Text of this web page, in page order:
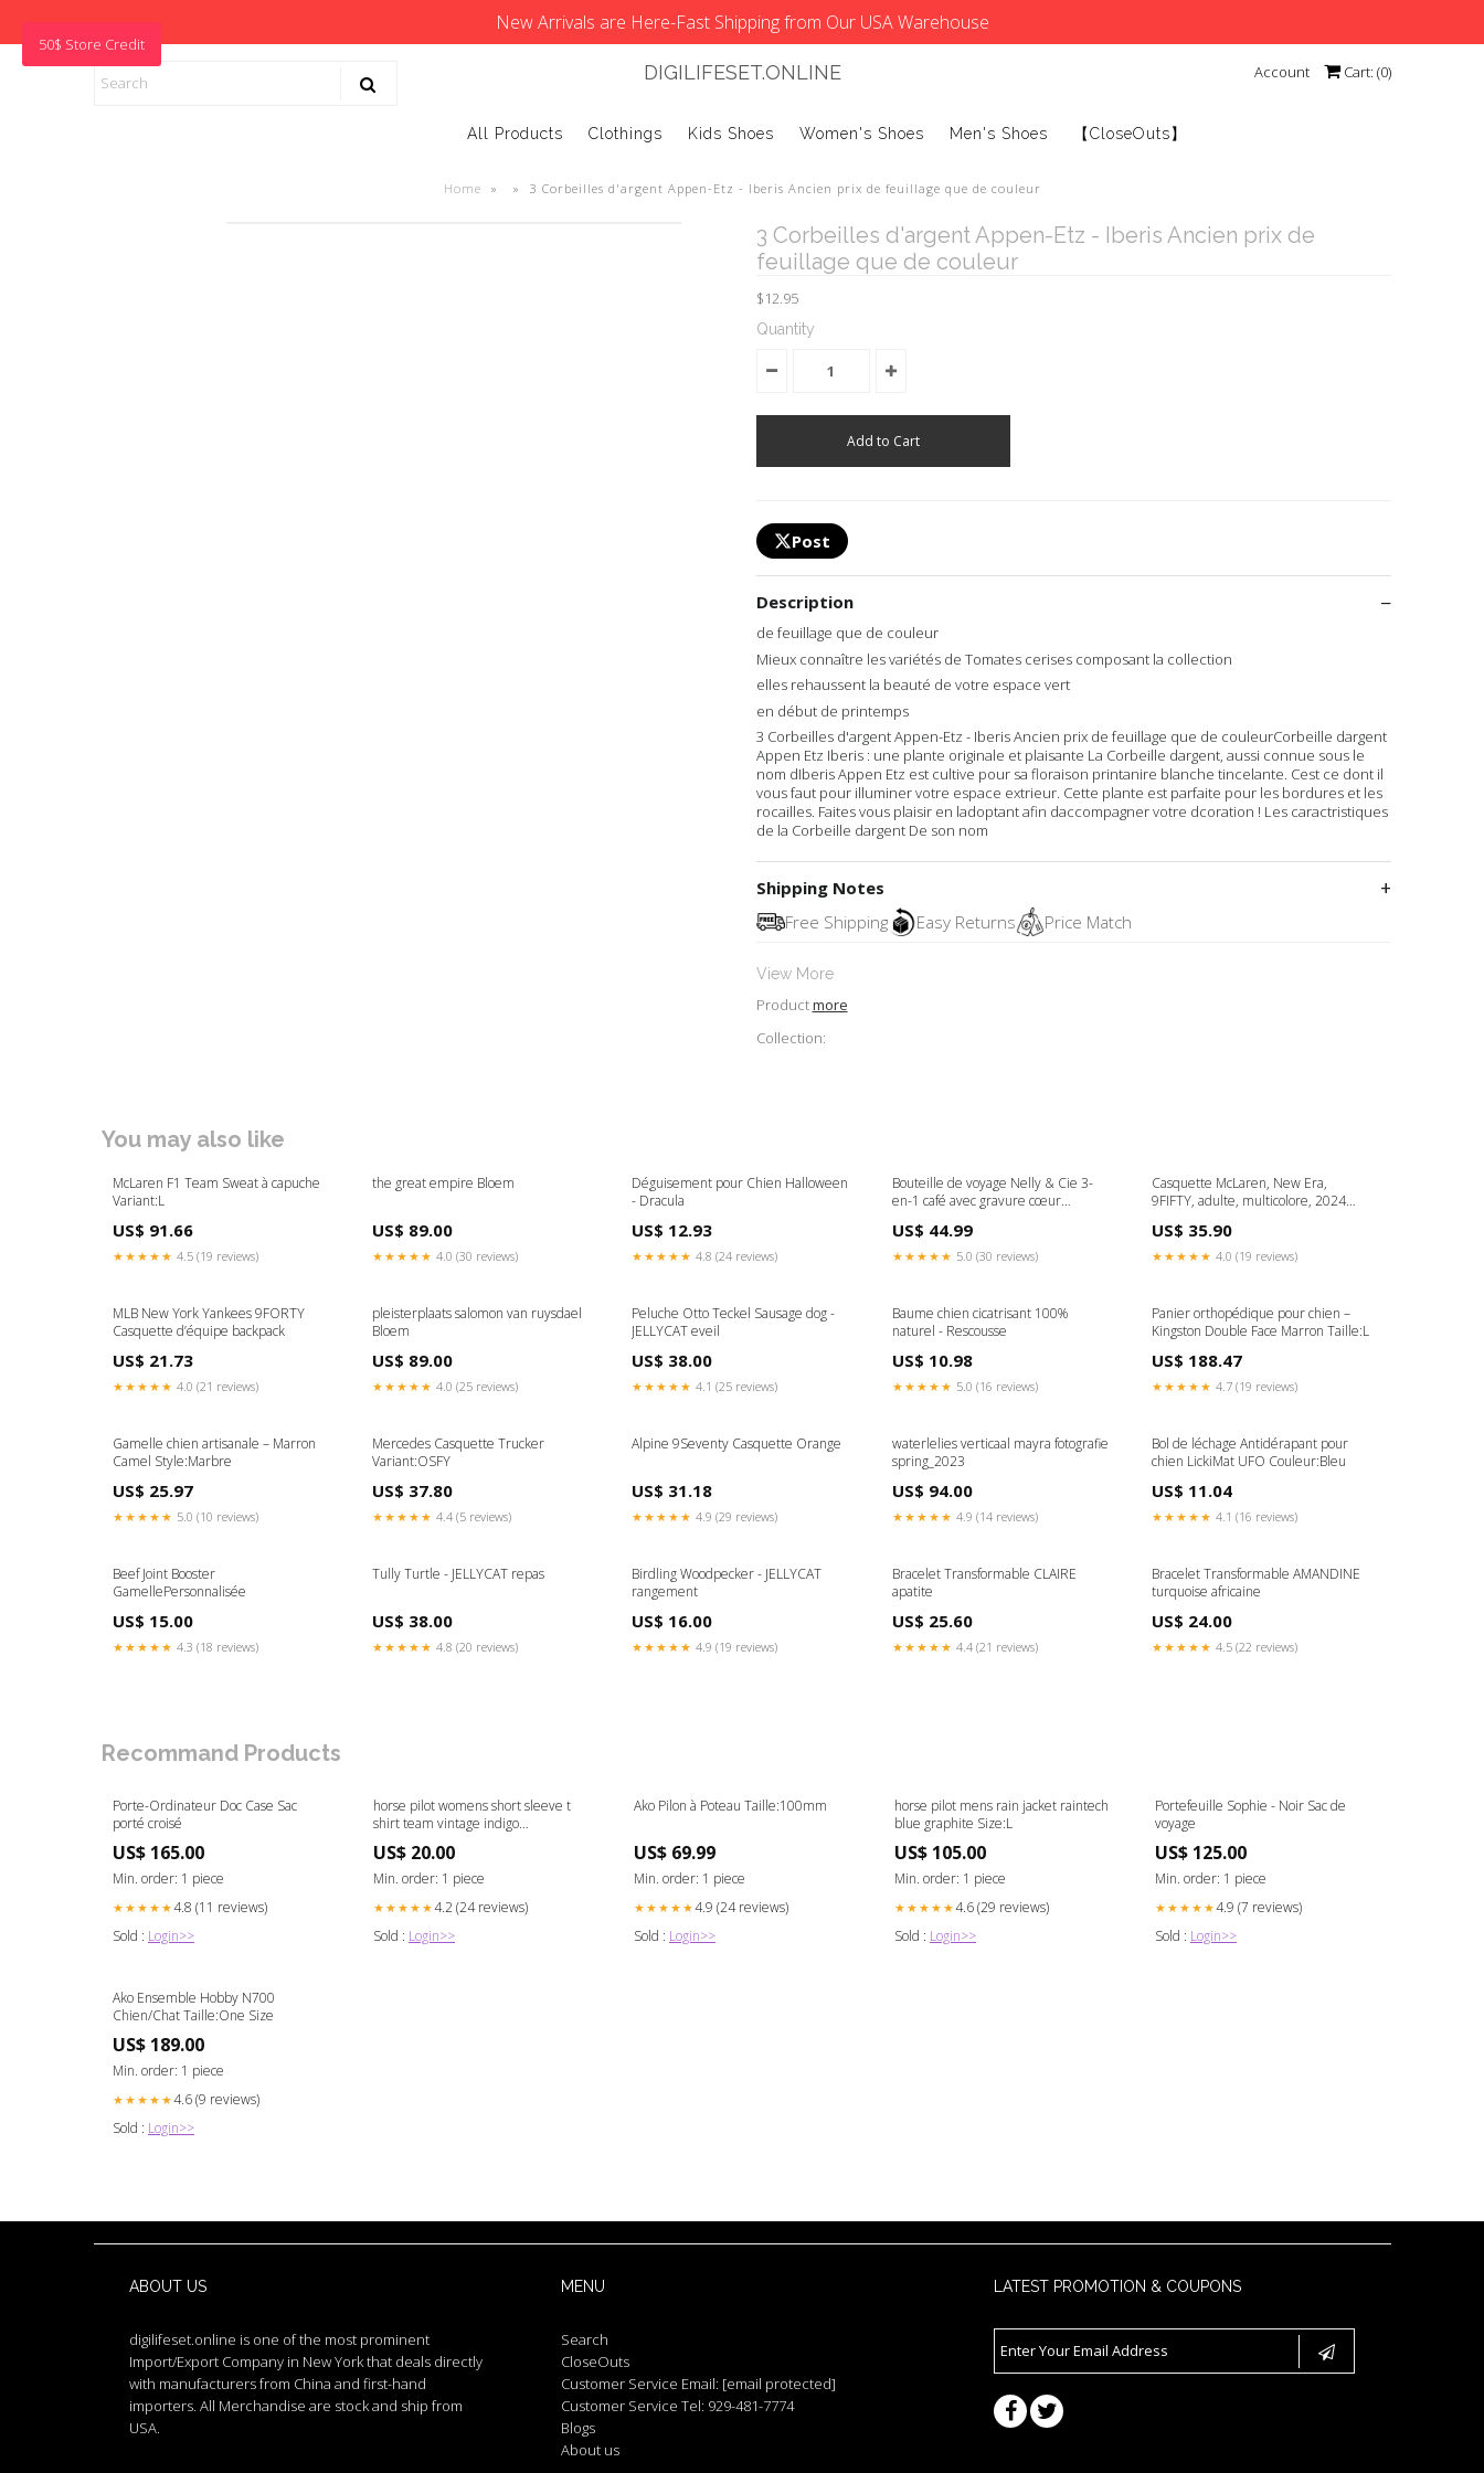
New Arrivals are Here-Fast Shipping from Our USA Warehouse
DIGILIFESET.ONLINE Account Cart: (0)
All Products Clothings Kids Shoes Women's Shoes Men's Shoes 【CloseOuts】
Home » » 3 Corbeilles d'argent Appen-Etz - Iberis Ancien prix de feuillage que de couleur
3 Corbeilles d'argent Appen-Etz - Iberis Ancien prix de
feuillage que de couleur
$12.95
Quantity
Post
Description
de feuillage que de couleur
Mieux connaître les variétés de Tomates cerises composant la collection
elles rehaussent la beauté de votre espace vert
en début de printemps
3 Corbeilles d'argent Appen-Etz - Iberis Ancien prix de feuillage que de couleurCorbeille dargent
Appen Etz Iberis : une plante originale et plaisante La Corbeille dargent, aussi connue sous le
nom dIberis Appen Etz est cultive pour sa floraison printanire blanche tincelante. Cest ce dont il
vous faut pour illuminer votre espace extrieur. Cette plante est parfaite pour les bordures et les
rocailles. Faites vous plaisir en ladoptant afin daccompagner votre dcoration ! Les caractristiques
de la Corbeille dargent De son nom
Shipping Notes
Free Shipping
Easy Returns Price Match
View More
Productmore
Collection:
You may also like
McLaren F1 Team Sweat à capuche
Variant:L
US$ 91.66
★★★★★ 4.5 (19 reviews)
the great empire Bloem
US$ 89.00
★★★★★ 4.0 (30 reviews)
Déguisement pour Chien Halloween
- Dracula
US$ 12.93
★★★★★ 4.8 (24 reviews)
Bouteille de voyage Nelly & Cie 3-
en-1 café avec gravure cœur
US$ 44.99
★★★★★ 5.0 (30 reviews)
Casquette McLaren, New Era,
9FIFTY, adulte, multicolore, 2024
US$ 35.90
★★★★★ 4.0 (19 reviews)
MLB New York Yankees 9FORTY
Casquette d’équipe backpack
US$ 21.73
★★★★★ 4.0 (21 reviews)
pleisterplaats salomon van ruysdael
Bloem
US$ 89.00
★★★★★ 4.0 (25 reviews)
Peluche Otto Teckel Sausage dog -
JELLYCAT eveil
US$ 38.00
★★★★★ 4.1 (25 reviews)
Baume chien cicatrisant 100%
naturel - Rescousse
US$ 10.98
★★★★★ 5.0 (16 reviews)
Panier orthopédique pour chien –
Kingston Double Face Marron Taille:L
US$ 188.47
★★★★★ 4.7 (19 reviews)
Gamelle chien artisanale – Marron
Camel Style:Marbre
US$ 25.97
★★★★★ 5.0 (10 reviews)
Mercedes Casquette Trucker
Variant:OSFY
US$ 37.80
★★★★★ 4.4 (5 reviews)
Alpine 9Seventy Casquette Orange
US$ 31.18
★★★★★ 4.9 (29 reviews)
waterlelies verticaal mayra fotografie
spring_2023
US$ 94.00
★★★★★ 4.9 (14 reviews)
Bol de léchage Antidérapant pour
chien LickiMat UFO Couleur:Bleu
US$ 11.04
★★★★★ 4.1 (16 reviews)
Beef Joint Booster
GamellePersonnalisée
US$ 15.00
★★★★★ 4.3 (18 reviews)
Tully Turtle - JELLYCAT repas
US$ 38.00
★★★★★ 4.8 (20 reviews)
Birdling Woodpecker - JELLYCAT
rangement
US$ 16.00
★★★★★ 4.9 (19 reviews)
Bracelet Transformable CLAIRE
apatite
US$ 25.60
★★★★★ 4.4 (21 reviews)
Bracelet Transformable AMANDINE
turquoise africaine
US$ 24.00
★★★★★ 4.5 (22 reviews)
Recommand Products
Porte-Ordinateur Doc Case Sac
porté croisé
US$ 165.00
Min. order: 1 piece
★★★★★4.8 (11 reviews)
Sold : Login>>
horse pilot womens short sleeve t
shirt team vintage indigo
US$ 20.00
Min. order: 1 piece
★★★★★4.2 (24 reviews)
Sold : Login>>
Ako Pilon à Poteau Taille:100mm
US$ 69.99
Min. order: 1 piece
★★★★★4.9 (24 reviews)
Sold : Login>>
horse pilot mens rain jacket raintech
blue graphite Size:L
US$ 105.00
Min. order: 1 piece
★★★★★4.6 (29 reviews)
Sold : Login>>
Portefeuille Sophie - Noir Sac de
voyage
US$ 125.00
Min. order: 1 piece
★★★★★4.9 (7 reviews)
Sold : Login>>
Ako Ensemble Hobby N700
Chien/Chat Taille:One Size
US$ 189.00
Min. order: 1 piece
★★★★★4.6 (9 reviews)
Sold : Login>>
ABOUT US
digilifeset.online is one of the most prominent
Import/Export Company in New York that deals directly
with manufacturers from China and first-hand
importers. All Merchandise are stock and ship from
USA.
MENU
Search
CloseOuts
Customer Service Email: [email protected]
Customer Service Tel: 929-481-7774
Blogs
About us
LATEST PROMOTION & COUPONS
50$ Store Credit